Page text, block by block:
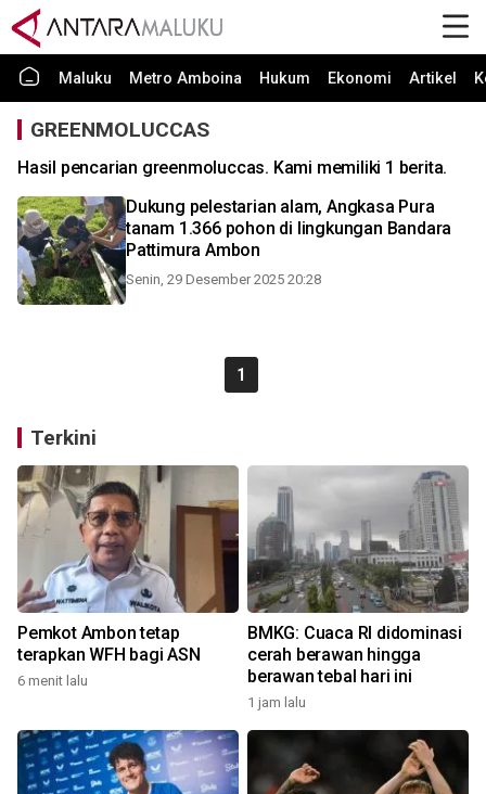
Maluku Metro Amboina Hukum Ekonomi Artikel
GREENMOLUCCAS
Hasil pencarian greenmoluccas. Kami memiliki 1 berita.
Dukung pelestarian alam, Angkasa Pura
tanam 1.366 pohon di lingkungan Bandara
Pattimura Ambon
Senin, 29 Desember 2025 20:28
1
Terkini
Pemkot Ambon tetap
terapkan WFH bagi ASN
6 menit lalu
BMKG: Cuaca RI didominasi
cerah berawan hingga
berawan tebal hari ini
1 jam lalu